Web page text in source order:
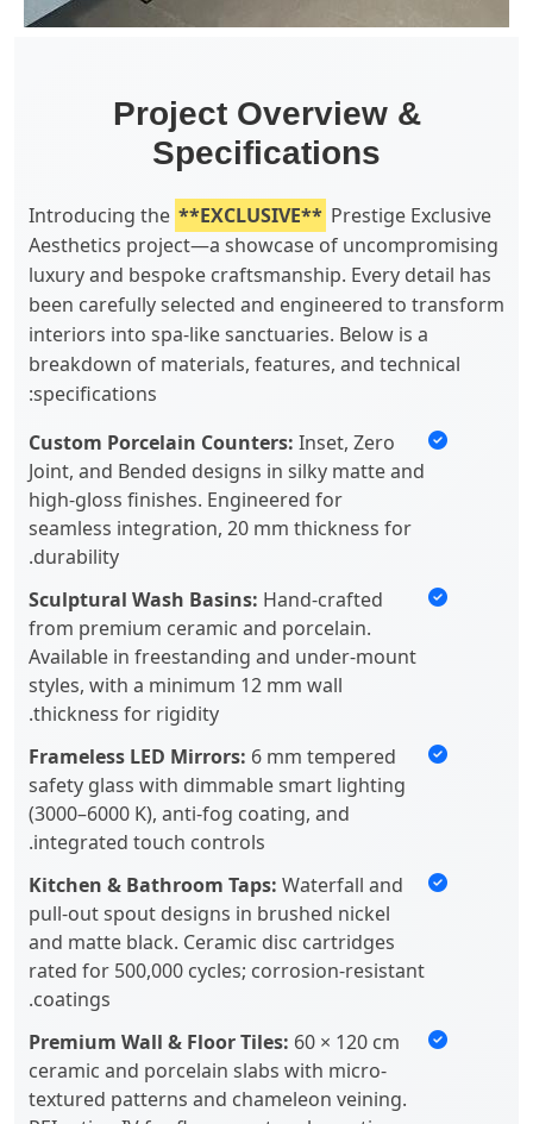
Project Overview &
Specifications
Introducing the **EXCLUSIVE** Prestige Exclusive
Aesthetics project—a showcase of uncompromising
luxury and bespoke craftsmanship. Every detail has
been carefully selected and engineered to transform
interiors into spa-like sanctuaries. Below is a
breakdown of materials, features, and technical
specifications:
Custom Porcelain Counters: Inset, Zero
Joint, and Bended designs in silky matte and
high-gloss finishes. Engineered for
seamless integration, 20 mm thickness for
durability.
Sculptural Wash Basins: Hand-crafted
from premium ceramic and porcelain.
Available in freestanding and under-mount
styles, with a minimum 12 mm wall
thickness for rigidity.
Frameless LED Mirrors: 6 mm tempered
safety glass with dimmable smart lighting
(3000–6000 K), anti-fog coating, and
integrated touch controls.
Kitchen & Bathroom Taps: Waterfall and
pull-out spout designs in brushed nickel
and matte black. Ceramic disc cartridges
rated for 500,000 cycles; corrosion-resistant
coatings.
Premium Wall & Floor Tiles: 60 × 120 cm
ceramic and porcelain slabs with micro-
textured patterns and chameleon veining.